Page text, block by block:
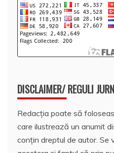
DISCLAIMER/ REGULI
Redacția poate să
care ilustrează un anumit
conțin dreptul de autor. Se